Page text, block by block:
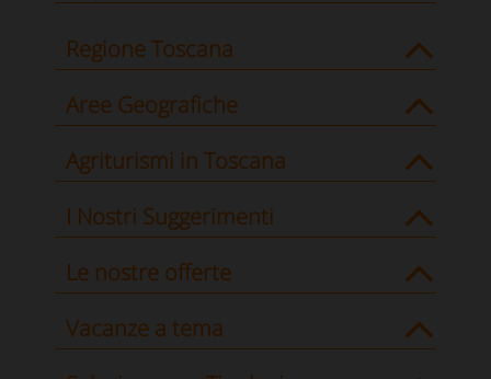
Regione Toscana
Aree Geografiche
Agriturismi in Toscana
I Nostri Suggerimenti
Le nostre offerte
Vacanze a tema